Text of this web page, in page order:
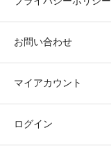
お問い合わせ
マイアカウント
ログイン